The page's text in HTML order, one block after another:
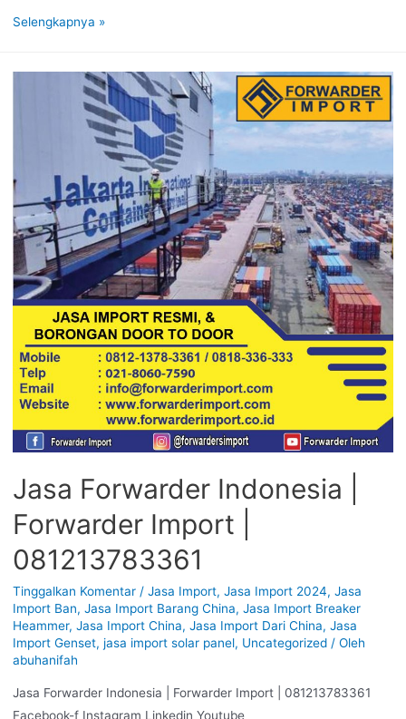
Selengkapnya »
Jasa Forwarder Indonesia |
Forwarder Import |
081213783361
Tinggalkan Komentar / Jasa Import, Jasa Import 2024, Jasa
Import Ban, Jasa Import Barang China, Jasa Import Breaker
Heammer, Jasa Import China, Jasa Import Dari China, Jasa
Import Genset, jasa import solar panel, Uncategorized/ Oleh
abuhanifah
Jasa Forwarder Indonesia | Forwarder Import | 081213783361
Facebook-f Instagram Linkedin Youtube